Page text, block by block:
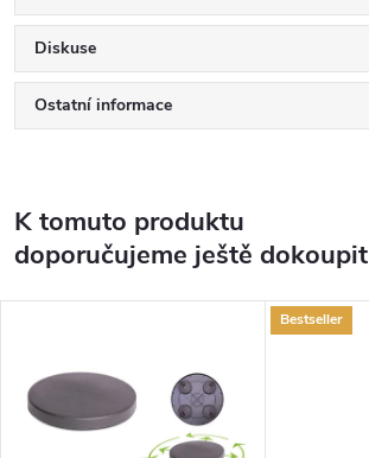
Diskuse
Ostatní informace
K tomuto produktu
doporučujeme ještě dokoupit
Bestseller